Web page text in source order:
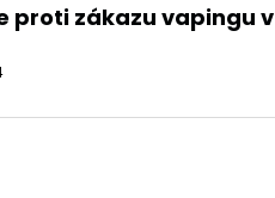
proti zákazu vapingu v